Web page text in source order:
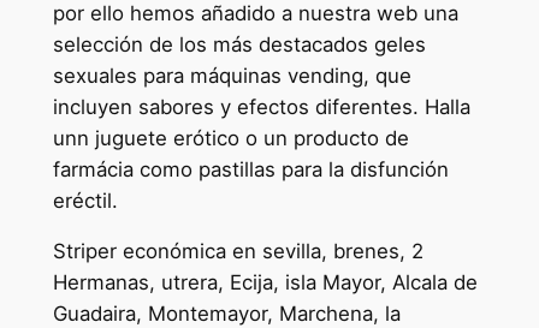
por ello hemos añadido a nuestra web una
selección de los más destacados geles
sexuales para máquinas vending, que
incluyen sabores y efectos diferentes. Halla
unn juguete erótico o un producto de
farmácia como pastillas para la disfunción
eréctil.
Striper económica en sevilla, brenes, 2
Hermanas, utrera, Ecija, isla Mayor, Alcala de
Guadaira, Montemayor, Marchena, la